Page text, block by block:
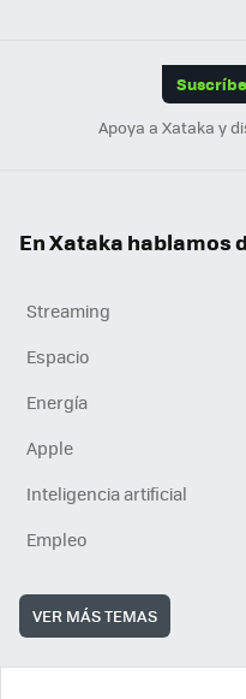
Apoya a Xataka y
En Xataka hablamos
Streaming
Espacio
Energía
Apple
Inteligencia artificial
Empleo
VER MÁS TEMAS